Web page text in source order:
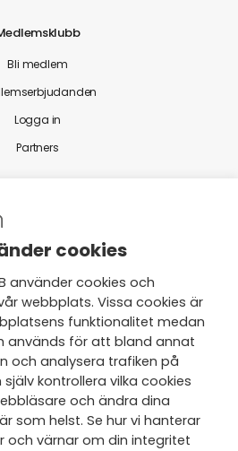
Bli medlem
Logga in
Partners
från Ekoappen
tagit del av Ekoappens
och
och tar gärna del
hälsotips och exklusiva
via min e-post.
cookies
använder cookies och
webbplats. Vissa cookies är
funktionalitet medan
används för att bland annat
och analysera trafiken på
kontrollera vilka cookies
och ändra dina
som helst. Se hur vi hanterar
och värnar om din integritet